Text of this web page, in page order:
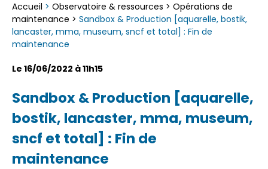
Accueil > Observatoire & ressources > Opérations de
maintenance > Sandbox & Production [aquarelle, bostik,
lancaster, mma, museum, sncf et total] : Fin de
maintenance
Le 16/06/2022 à 11h15
Sandbox & Production [aquarelle,
bostik, lancaster, mma, museum,
sncf et total] : Fin de
maintenance